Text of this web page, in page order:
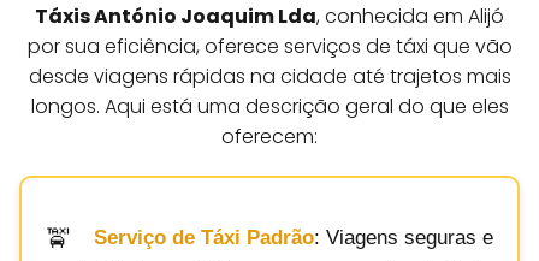
Táxis António Joaquim Lda, conhecida em Alijó
por sua eficiência, oferece serviços de táxi que vão
desde viagens rápidas na cidade até trajetos mais
longos. Aqui está uma descrição geral do que eles
oferecem:
Serviço de Táxi Padrão: Viagens seguras e